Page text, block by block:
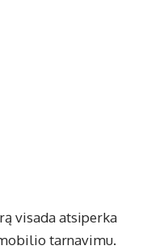
visada atsiperka
tarnavimu.